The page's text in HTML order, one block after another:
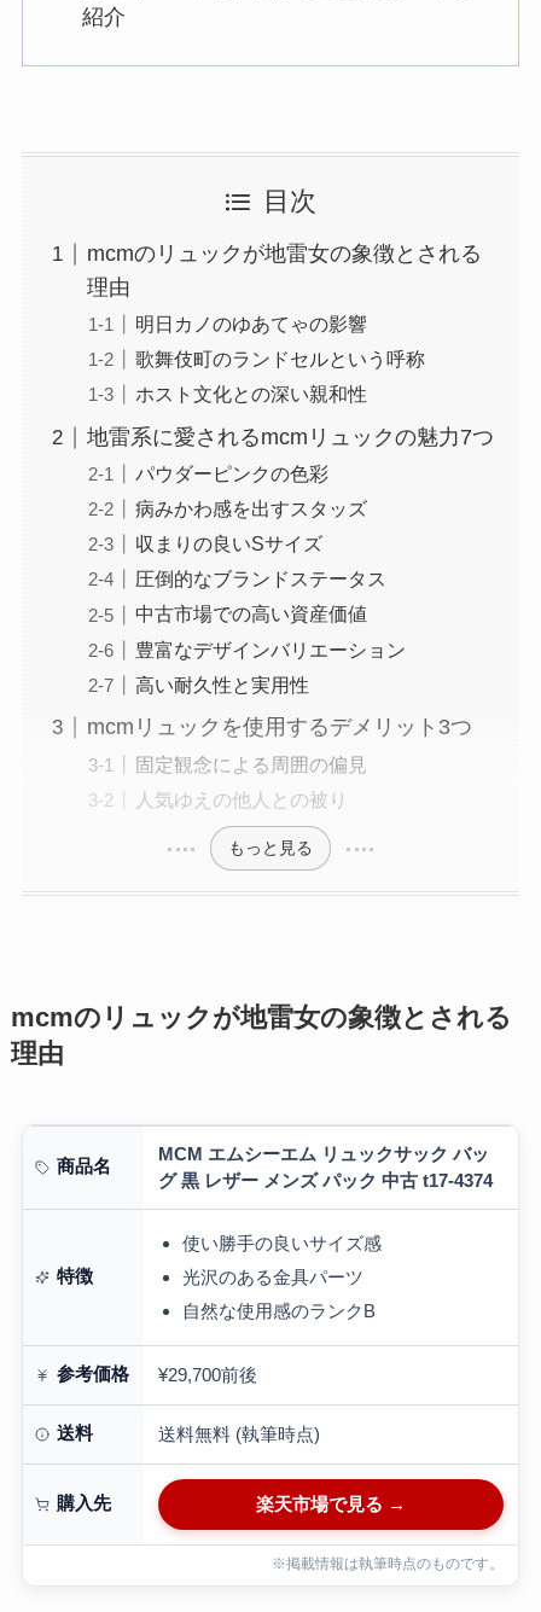
紹介
目次
mcmのリュックが地雷女の象徴とされる
理由
明日カノのゆあてゃの影響
歌舞伎町のランドセルという呼称
ホスト文化との深い親和性
地雷系に愛されるmcmリュックの魅力7つ
パウダーピンクの色彩
病みかわ感を出すスタッズ
収まりの良いSサイズ
圧倒的なブランドステータス
中古市場での高い資産価値
豊富なデザインバリエーション
高い耐久性と実用性
mcmリュックを使用するデメリット3つ
固定観念による周囲の偏見
人気ゆえの他人との被り
もっと見る
mcmのリュックが地雷女の象徴とされる
理由
商品名
MCM エムシーエム リュックサック バッ
グ 黒 レザー メンズ パック 中古 t17-4374
特徴
使い勝手の良いサイズ感
光沢のある金具パーツ
自然な使用感のランクB
参考価格 ¥29,700前後
送料 送料無料 (執筆時点)
購入先 楽天市場で見る →
※掲載情報は執筆時点のものです。